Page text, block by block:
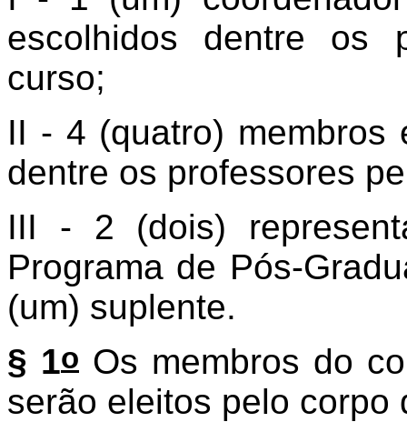
escolhidos dentre os
curso;
II - 4 (quatro) membros
dentre os professores
III - 2 (dois)
Programa de Pós-
(um) suplente.
§ 1o Os membros do
serão eleitos pelo corpo